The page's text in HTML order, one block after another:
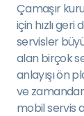
Çamaşır
için hızlı
servisler
alan birçok
anlayışı ön
ve
mobil servis